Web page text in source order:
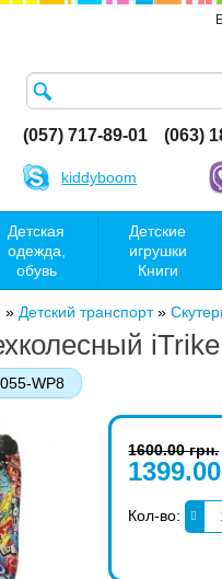
(057) 717-89-01 (063)
kiddyboom
Детская
одежда,
обувь
Детские
игрушки
Книги
» Детский транспорт »
WP8
1600.00 грн.
Кол-во: